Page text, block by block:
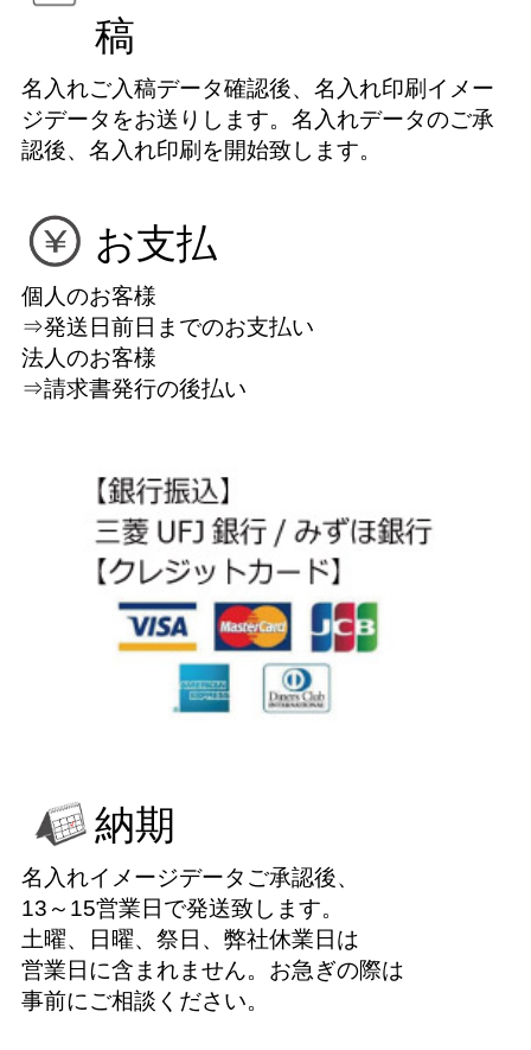
稿
名入れご入稿データ確認後、名入れ印刷イメー
ジデータをお送りします。名入れデータのご承
認後、名入れ印刷を開始致します。
お支払
個人のお客様
⇒発送日前日までのお支払い
法人のお客様
⇒請求書発行の後払い
納期
名入れイメージデータご承認後、
13～15営業日で発送致します。
土曜、日曜、祭日、弊社休業日は
営業日に含まれません。お急ぎの際は
事前にご相談ください。